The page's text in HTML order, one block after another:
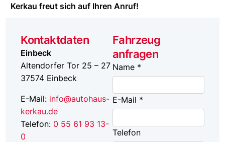
Kerkau freut sich auf Ihren Anruf!
Kontaktdaten
Einbeck
Altendorfer Tor 25 – 27
37574 Einbeck
E-Mail: info@autohaus-
kerkau.de
Telefon: 0 55 61 93 13-
0
Fahrzeug
anfragen
Name *
E-Mail *
Telefon